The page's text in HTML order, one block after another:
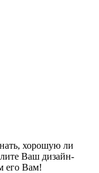
хорошую ли
Ваш дизайн-
его Вам!